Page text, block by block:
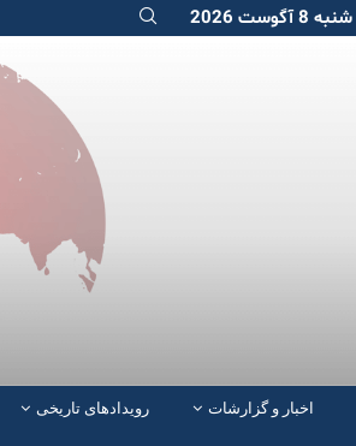
شنبه 8 آگوست 2026
اخبار و گزارشات رویدادهای تاریخی